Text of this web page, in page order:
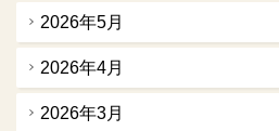
2026年5月
2026年4月
2026年3月